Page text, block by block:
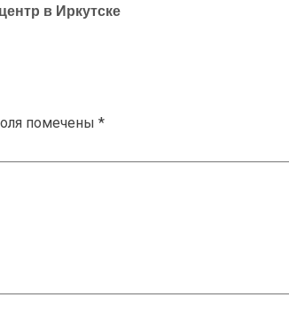
в Иркутске
помечены *